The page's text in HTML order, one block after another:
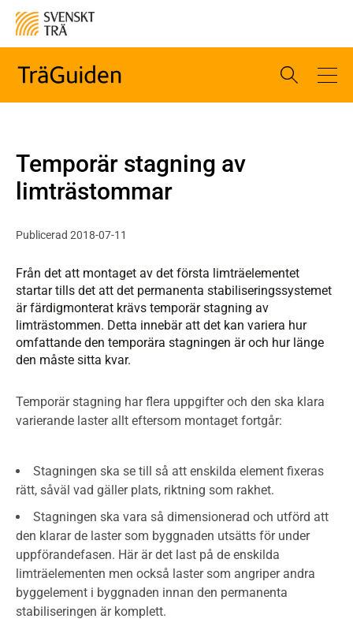
Temporär stagning av
limträstommar
Publicerad 2018-07-11
Från det att montaget av det första limträelementet
startar tills det att det permanenta stabiliseringssystemet
är färdigmonterat krävs temporär stagning av
limträstommen. Detta innebär att det kan variera hur
omfattande den temporära stagningen är och hur länge
den måste sitta kvar.
Temporär stagning har flera uppgifter och den ska klara
varierande laster allt eftersom montaget fortgår:
Stagningen ska se till så att enskilda element fixeras
rätt, såväl vad gäller plats, riktning som rakhet.
Stagningen ska vara så dimensionerad och utförd att
den klarar de laster som byggnaden utsätts för under
uppförandefasen. Här är det last på de enskilda
limträelementen men också laster som angriper andra
byggelement i byggnaden innan den permanenta
stabiliseringen är komplett.